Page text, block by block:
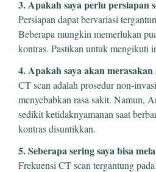
3. Apakah saya perlu persiapan
Persiapan dapat bervariasi
Beberapa mungkin memerlukan
kontras. Pastikan untuk mengikuti
4. Apakah saya akan
CT scan adalah prosedur non-
menyebabkan rasa sakit. Namun,
sedikit ketidaknyamanan saat
kontras disuntikkan.
5. Seberapa sering saya bisa
Frekuensi CT scan tergantung